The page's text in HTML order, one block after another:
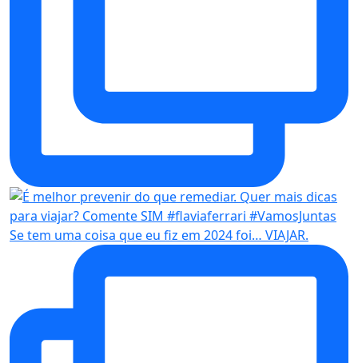
Se tem uma coisa que eu fiz em 2024 foi… VIAJAR.